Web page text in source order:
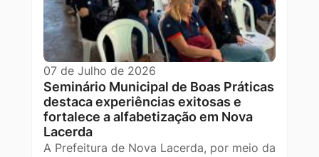
07 de Julho de 2026
Seminário Municipal de Boas Práticas
destaca experiências exitosas e
fortalece a alfabetização em Nova
Lacerda
A Prefeitura de Nova Lacerda, por meio da